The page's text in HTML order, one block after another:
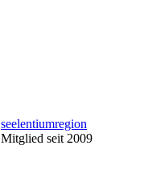
seelentiumregion
Mitglied seit 2009